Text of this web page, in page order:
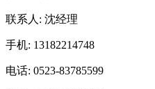
联系人: 沈经理
手机: 13182214748
电话: 0523-83785599